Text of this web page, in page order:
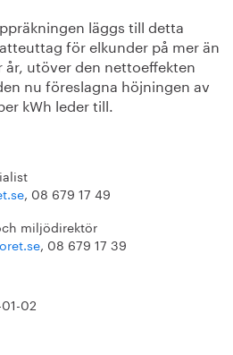
läggs till detta
för elkunder på mer än
år, utöver den nettoeffekten
nu föreslagna höjningen av
kWh leder till.
, 08 679 17 49
miljödirektör
, 08 679 17 39
02